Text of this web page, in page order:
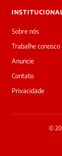
Victor
de
Freitas
acabou
de
essa
matéria
a
Sobre nós
Trabalhe conosco
Anuncie
Contato
Privacidade
©